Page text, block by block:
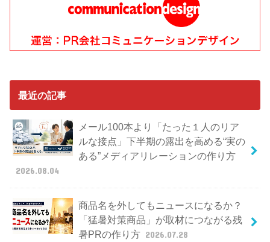
最近の記事
メール100本より「たった１人のリア
ルな接点」下半期の露出を高める“実の
ある”メディアリレーションの作り方
2026.08.04
商品名を外してもニュースになるか？
「猛暑対策商品」が取材につながる残
暑PRの作り方 2026.07.28